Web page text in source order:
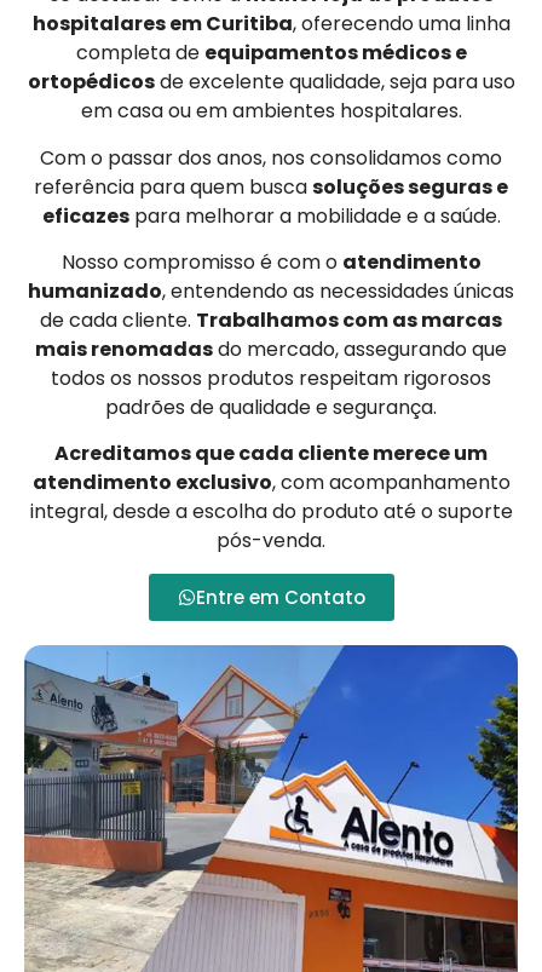
hospitalares em Curitiba, oferecendo uma linha
completa de equipamentos médicos e
ortopédicosde excelente qualidade, seja para uso
em casa ou em ambientes hospitalares.
Com o passar dos anos, nos consolidamos como
referência para quem buscasoluções seguras e
eficazespara melhorar a mobilidade e a saúde.
Nosso compromisso é com o atendimento
humanizado, entendendo as necessidades únicas
de cada cliente. Trabalhamos com as marcas
mais renomadasdo mercado, assegurando que
todos os nossos produtos respeitam rigorosos
padrões de qualidade e segurança.
Acreditamos que cada cliente merece um
atendimento exclusivo, com acompanhamento
integral, desde a escolha do produto até o suporte
pós-venda.
Entre em Contato